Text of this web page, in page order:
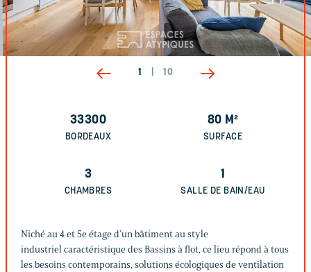
1 10
33300
BORDEAUX
80 M²
SURFACE
3
CHAMBRES
1
SALLE DE BAIN/EAU
Niché au 4 et 5e étage d’un bâtiment au style
industriel caractéristique des Bassins à flot, ce lieu répond à tous
les besoins contemporains, solutions écologiques de ventilation